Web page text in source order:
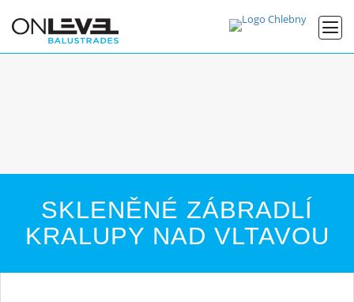
SKLENĚNÉ ZÁBRADLÍ
KRALUPY NAD VLTAVOU